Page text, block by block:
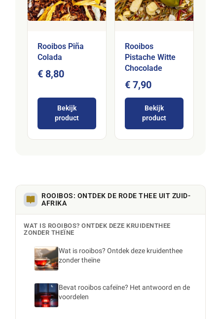
Rooibos Piña
Colada
€ 8,80
Bekijk
product
Rooibos
Pistache Witte
Chocolade
€ 7,90
Bekijk
product
ROOIBOS: ONTDEK DE RODE THEE UIT ZUID-
AFRIKA
WAT IS ROOIBOS? ONTDEK DEZE KRUIDENTHEE
ZONDER THEÏNE
Wat is rooibos? Ontdek deze kruidenthee
zonder theïne
Bevat rooibos cafeïne? Het antwoord en de
voordelen